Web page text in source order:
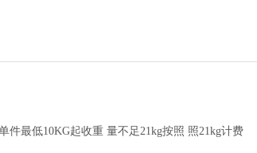
件最低10KG起收重 量不足21kg按照 照21kg计费